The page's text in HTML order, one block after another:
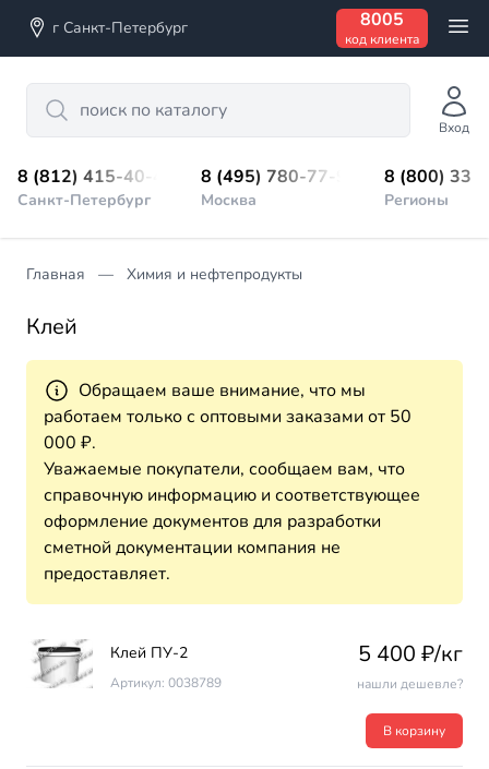
г Санкт-Петербург 8005
код клиента
Search
Вход
8 (812) 415-40-45
Санкт-Петербург
8 (495) 780-77-98
Москва
8 (800)
Регионы
Главная Химия и нефтепродукты
Клей
Обращаем ваше внимание, что мы
работаем только с оптовыми заказами от 50
000 ₽.
Уважаемые покупатели, сообщаем вам, что
справочную информацию и соответствующее
оформление документов для разработки
сметной документации компания не
предоставляет.
Клей ПУ-2
Артикул: 0038789
5 400 ₽/кг
нашли дешевле?
В корзину